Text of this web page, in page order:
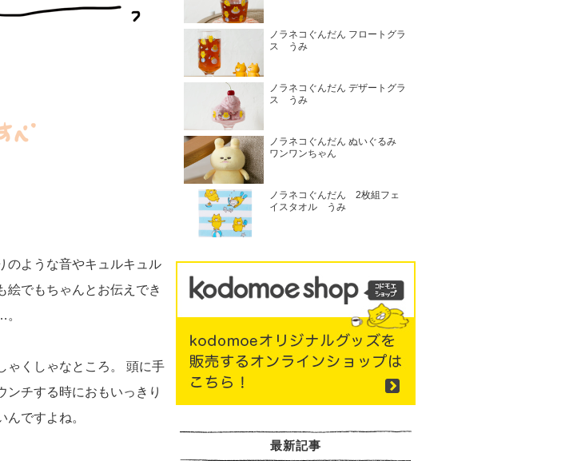
のような音やキュルキュル
絵でもちゃんとお伝えでき
ゃくしゃなところ。 頭に手
ンチする時におもいっきり
ですよね。
ノラネコぐんだん フロートグラ
ス うみ
ノラネコぐんだん デザートグラ
ス うみ
ノラネコぐんだん ぬいぐるみ
ワンワンちゃん
ノラネコぐんだん 2枚組フェ
イスタオル うみ
最新記事